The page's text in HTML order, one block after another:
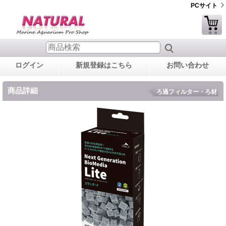
PCサイト
ログイン 新規登録はこちら お問い合わせ
商品詳細 ろ過フィルター・ろ材